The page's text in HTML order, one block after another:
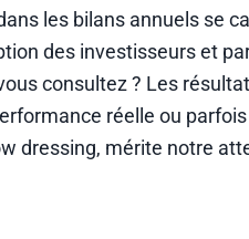
les bilans annuels se
des investisseurs et
consultez ? Les
réelle ou parfois
dressing, mérite notre